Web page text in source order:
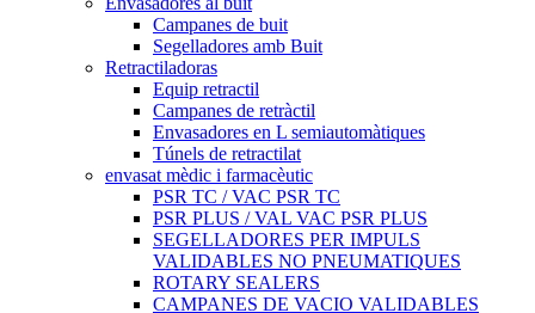
Campanes de buit
Segelladores amb Buit
Retractiladoras
Equip retractil
Campanes de retràctil
Envasadores en L semiautomàtiques
Túnels de retractilat
envasat mèdic i farmacèutic
PSR TC / VAC PSR TC
PSR PLUS / VAL VAC PSR PLUS
SEGELLADORES PER IMPULS
VALIDABLES NO PNEUMATIQUES
ROTARY SEALERS
CAMPANES DE VACIO VALIDABLES